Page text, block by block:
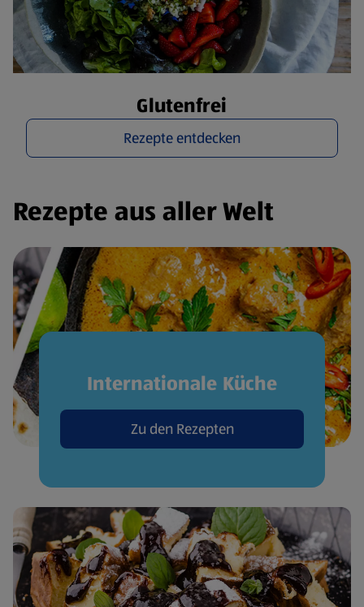
Glutenfrei
Rezepte entdecken
Rezepte aus aller Welt
Internationale Küche
Zu den Rezepten